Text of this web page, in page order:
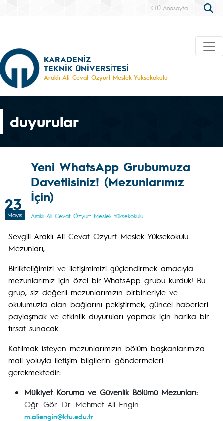
KTÜ Anasayfa
KARADENİZ
TEKNİK ÜNİVERSİTESİ
Araklı Ali Cevat Özyurt Meslek Yüksekokulu
duyurular
23
Mayıs
Yeni WhatsApp Grubumuza
Davetlisiniz! (Mezunlarımız
İçin)
Araklı Ali Cevat Özyurt Meslek Yüksekokulu
Sevgili Araklı Ali Cevat Özyurt Meslek Yüksekokulu
Mezunları,
Birlikteliğimizi ve iletişimimizi güçlendirmek amacıyla
mezunlarımız için özel bir WhatsApp grubu kurduk! Bu
grup, siz değerli mezunlarımızın birbirleriyle ve
okulumuzla olan bağlarını pekiştirmek, güncel haberleri
paylaşmak ve etkinlik duyuruları yapmak için harika bir
fırsat sunacak.
Katılmak isteyen mezunlarımızın bölüm başkanlarımıza
mail yoluyla iletişim bilgilerini göndermeleri
gerekmektedir:
Mülkiyet Koruma ve Güvenlik Bölümü Mezunları:
Öğr. Gör. Dr. Mehmet Ali Engin -
m.aliengin@ktu.edu.tr